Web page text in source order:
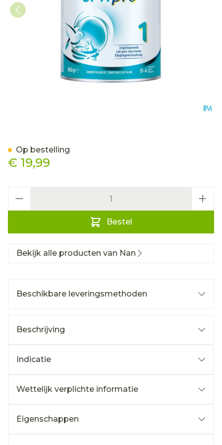
€ 19,99
Bestel
Op bestelling
Bekijk alle producten van Nan
Beschikbare leveringsmethoden
Beschrijving
Indicatie
Wettelijk verplichte informatie
Eigenschappen